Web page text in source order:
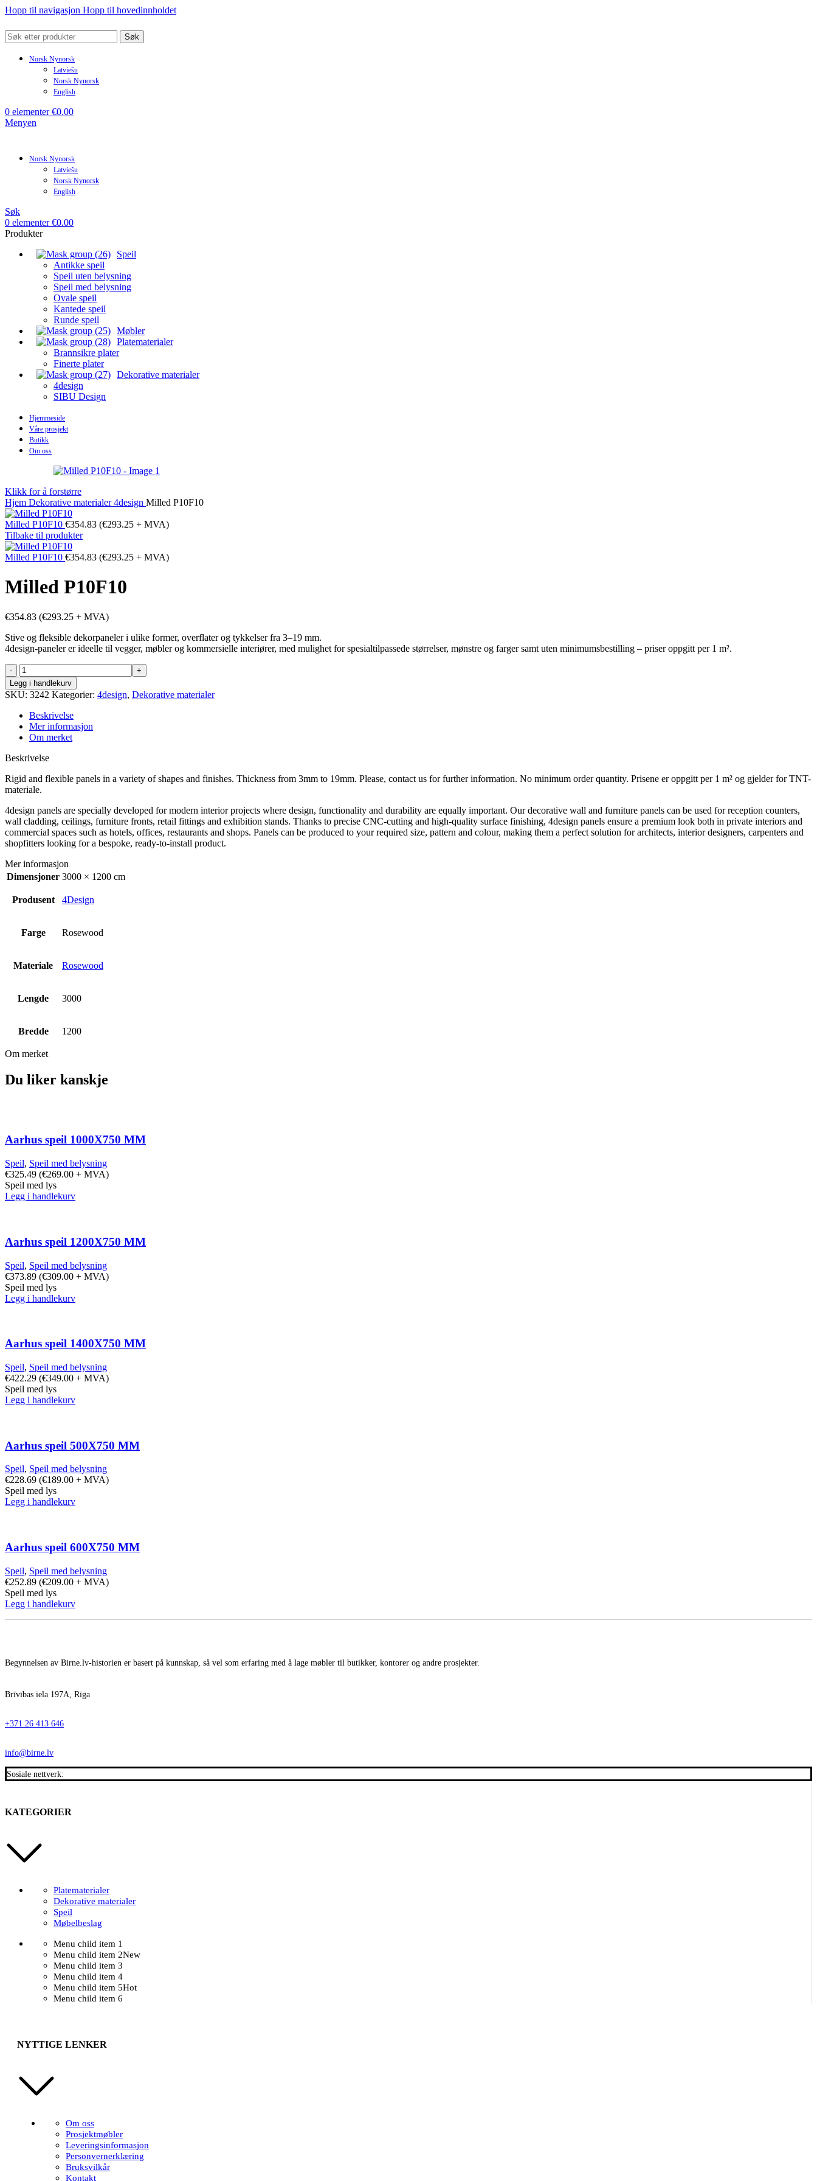
Hopp til navigasjon Hopp til hovedinnholdet
Søk
Norsk Nynorsk
Latviešu
Norsk Nynorsk
English
0 elementer €0.00
Menyen
Norsk Nynorsk
Latviešu
Norsk Nynorsk
English
Søk
0 elementer €0.00
Produkter
Speil
Antikke speil
Speil uten belysning
Speil med belysning
Ovale speil
Kantede speil
Runde speil
Møbler
Platematerialer
Brannsikre plater
Finerte plater
Dekorative materialer
4design
SIBU Design
Hjemmeside
Våre prosjekt
Butikk
Om oss
Klikk for å forstørre
Hjem Dekorative materialer4design Milled P10F10
Milled P10F10 €354.83 (€293.25 + MVA)
Tilbake til produkter
Milled P10F10 €354.83 (€293.25 + MVA)
Milled P10F10
€354.83 (€293.25 + MVA)
Stive og fleksible dekorpaneler i ulike former, overflater og tykkelser fra 3–19 mm.
4design-paneler er ideelle til vegger, møbler og kommersielle interiører, med mulighet for spesialtilpassede størrelser, mønstre og farger samt uten minimumsbestilling – priser oppgitt per 1 m².
Milled
P10F10
antall
Legg i handlekurv
SKU: 3242 Kategorier: 4design, Dekorative materialer
Beskrivelse
Mer informasjon
Om merket
Beskrivelse
Rigid and flexible panels in a variety of shapes and finishes. Thickness from 3mm to 19mm. Please, contact us for further information. No minimum order quantity. Prisene er oppgitt per 1 m² og gjelder for TNT-
materiale.
4design panels are specially developed for modern interior projects where design, functionality and durability are equally important. Our decorative wall and furniture panels can be used for reception counters,
wall cladding, ceilings, furniture fronts, retail fittings and exhibition stands. Thanks to precise CNC-cutting and high-quality surface finishing, 4design panels ensure a premium look both in private interiors and
commercial spaces such as hotels, offices, restaurants and shops. Panels can be produced to your required size, pattern and colour, making them a perfect solution for architects, interior designers, carpenters and
shopfitters looking for a bespoke, ready-to-install product.
Mer informasjon
Dimensjoner 3000 × 1200 cm
Produsent 4Design
Farge Rosewood
Materiale Rosewood
Lengde 3000
Bredde 1200
Om merket
Du liker kanskje
Aarhus speil 1000X750 MM
Speil, Speil med belysning
€325.49 (€269.00 + MVA)
Speil med lys
Legg i handlekurv
Aarhus speil 1200X750 MM
Speil, Speil med belysning
€373.89 (€309.00 + MVA)
Speil med lys
Legg i handlekurv
Aarhus speil 1400X750 MM
Speil, Speil med belysning
€422.29 (€349.00 + MVA)
Speil med lys
Legg i handlekurv
Aarhus speil 500X750 MM
Speil, Speil med belysning
€228.69 (€189.00 + MVA)
Speil med lys
Legg i handlekurv
Aarhus speil 600X750 MM
Speil, Speil med belysning
€252.89 (€209.00 + MVA)
Speil med lys
Legg i handlekurv
Begynnelsen av Birne.lv-historien er basert på kunnskap, så vel som erfaring med å lage møbler til butikker, kontorer og andre prosjekter.
Brīvības iela 197A, Rīga
+371 26 413 646
info@birne.lv
Sosiale nettverk:
KATEGORIER
Platematerialer
Dekorative materialer
Speil
Møbelbeslag
Menu child item 1
Menu child item 2New
Menu child item 3
Menu child item 4
Menu child item 5Hot
Menu child item 6
NYTTIGE LENKER
Om oss
Prosjektmøbler
Leveringsinformasjon
Personvernerklæring
Bruksvilkår
Kontakt